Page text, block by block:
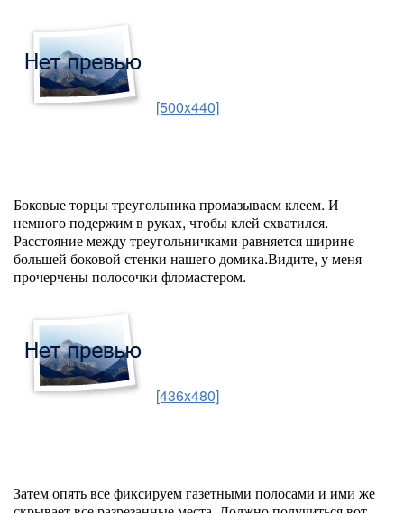
[500x440]
Боковые торцы треугольника промазываем клеем. И
немного подержим в руках, чтобы клей схватился.
Расстояние между треугольничками равняется ширине
большей боковой стенки нашего домика.Видите, у меня
прочерчены полосочки фломастером.
[436x480]
Затем опять все фиксируем газетными полосами и ими же